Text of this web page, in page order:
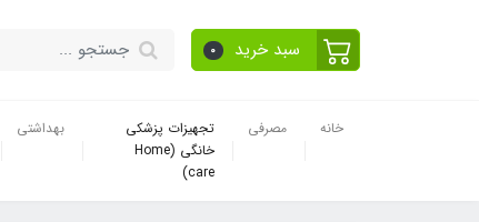
سبد خرید 0
خانه مصرفی
تجهیزات پزشکی
خانگی (Home
care)
بهداشتی